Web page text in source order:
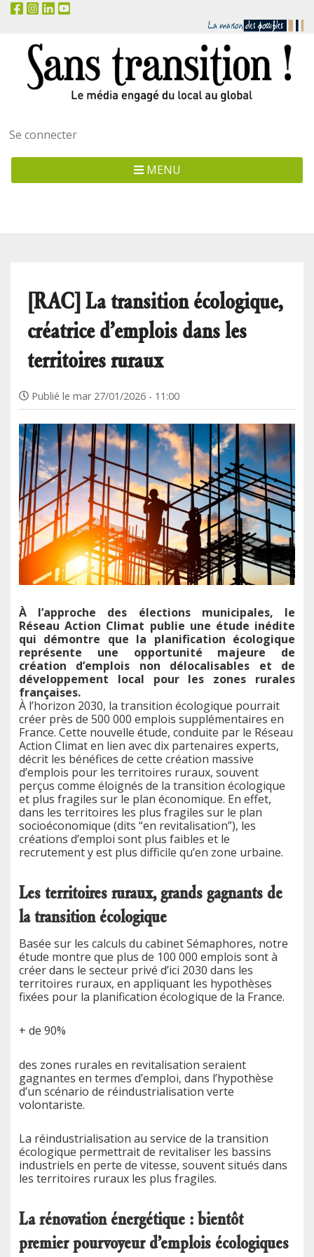
Menu
utilisateur
Se connecter
MENU
[RAC] La transition écologique,
créatrice d’emplois dans les
territoires ruraux
Publié le mar 27/01/2026 - 11:00
À l’approche des élections municipales, le
Réseau Action Climat publie une étude inédite
qui démontre que la planification écologique
représente une opportunité majeure de
création d’emplois non délocalisables et de
développement local pour les zones rurales
françaises.
À l’horizon 2030, la transition écologique pourrait
créer près de 500 000 emplois supplémentaires en
France. Cette nouvelle étude, conduite par le Réseau
Action Climat en lien avec dix partenaires experts,
décrit les bénéfices de cette création massive
d’emplois pour les territoires ruraux, souvent
perçus comme éloignés de la transition écologique
et plus fragiles sur le plan économique. En effet,
dans les territoires les plus fragiles sur le plan
socioéconomique (dits “en revitalisation”), les
créations d’emploi sont plus faibles et le
recrutement y est plus difficile qu’en zone urbaine.
Les territoires ruraux, grands gagnants de
la transition écologique
Basée sur les calculs du cabinet Sémaphores, notre
étude montre que plus de 100 000 emplois sont à
créer dans le secteur privé d’ici 2030 dans les
territoires ruraux, en appliquant les hypothèses
fixées pour la planification écologique de la France.
+ de 90%
des zones rurales en revitalisation seraient
gagnantes en termes d’emploi, dans l’hypothèse
d’un scénario de réindustrialisation verte
volontariste.
La réindustrialisation au service de la transition
écologique permettrait de revitaliser les bassins
industriels en perte de vitesse, souvent situés dans
les territoires ruraux les plus fragiles.
La rénovation énergétique : bientôt
premier pourvoyeur d’emplois écologiques